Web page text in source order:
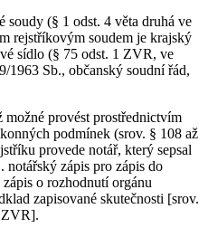
soudy (§ 1 odst. 4 věta druhá ve
rejstříkovým soudem je krajský
sídlo (§ 75 odst. 1 ZVR, ve
1963 Sb., občanský soudní řád,
možné provést prostřednictvím
podmínek (srov. § 108 až
provede notář, který sepsal
notářský zápis pro zápis do
o rozhodnutí orgánu
zapisované skutečnosti [srov.
ZVR].